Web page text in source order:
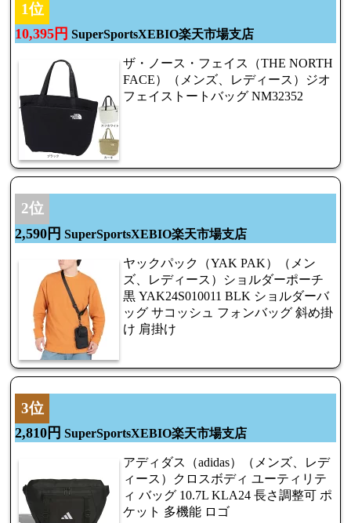
1位
10,395円 SuperSportsXEBIO楽天市場支店
ザ・ノース・フェイス（THE NORTH
FACE）（メンズ、レディース）ジオ
フェイストートバッグ NM32352
2位
2,590円 SuperSportsXEBIO楽天市場支店
ヤックパック（YAK PAK）（メン
ズ、レディース）ショルダーポーチ
黒 YAK24S010011 BLK ショルダーバ
ッグ サコッシュ フォンバッグ 斜め掛
け 肩掛け
3位
2,810円 SuperSportsXEBIO楽天市場支店
アディダス（adidas）（メンズ、レデ
ィース）クロスボディ ユーティリテ
ィ バッグ 10.7L KLA24 長さ調整可 ポ
ケット 多機能 ロゴ